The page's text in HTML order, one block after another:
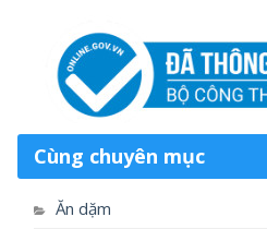
Cùng chuyên mục
Ăn dặm